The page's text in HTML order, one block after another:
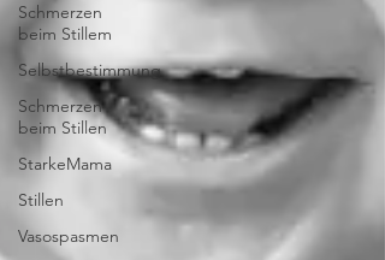
Schmerzen
beim Stillem
Selbstbestimmung
Schmerzen
beim Stillen
StarkeMama
Stillen
Vasospasmen